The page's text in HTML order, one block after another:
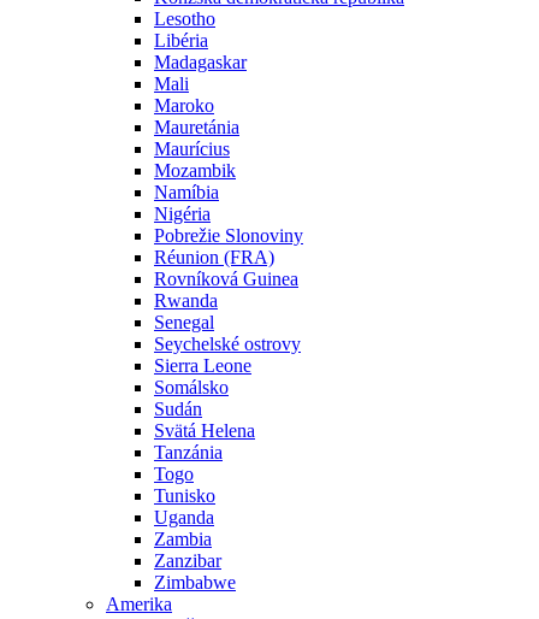
Lesotho
Libéria
Madagaskar
Mali
Maroko
Mauretánia
Maurícius
Mozambik
Namíbia
Nigéria
Pobrežie Slonoviny
Réunion (FRA)
Rovníková Guinea
Rwanda
Senegal
Seychelské ostrovy
Sierra Leone
Somálsko
Sudán
Svätá Helena
Tanzánia
Togo
Tunisko
Uganda
Zambia
Zanzibar
Zimbabwe
Amerika